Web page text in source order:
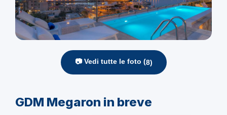
📷 Vedi tutte le foto (8)
GDM Megaron in breve